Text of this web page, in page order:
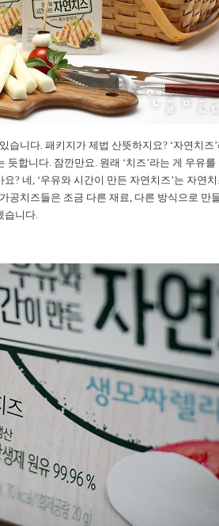
니다. 패키지가 제법 산뜻하지요? ‘자연치즈
합니다. 잠깐만요. 원래 ‘치즈’라는 게 우유
? 네, ‘우유와 시간이 만든 자연치즈’는 자연
치즈들은 조금 다른 재료, 다른 방식으로 만
습니다.